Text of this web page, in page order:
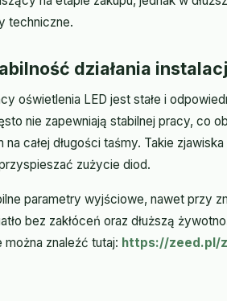
techniczne.
działania
oświetlenia LED jest stałe i
nie zapewniają stabilnej pracy, co
całej długości taśmy. Takie
zużycie diod.
parametry wyjściowe, nawet przy
bez zakłóceń oraz dłuższą
znaleźć tutaj: https://zeed.pl/